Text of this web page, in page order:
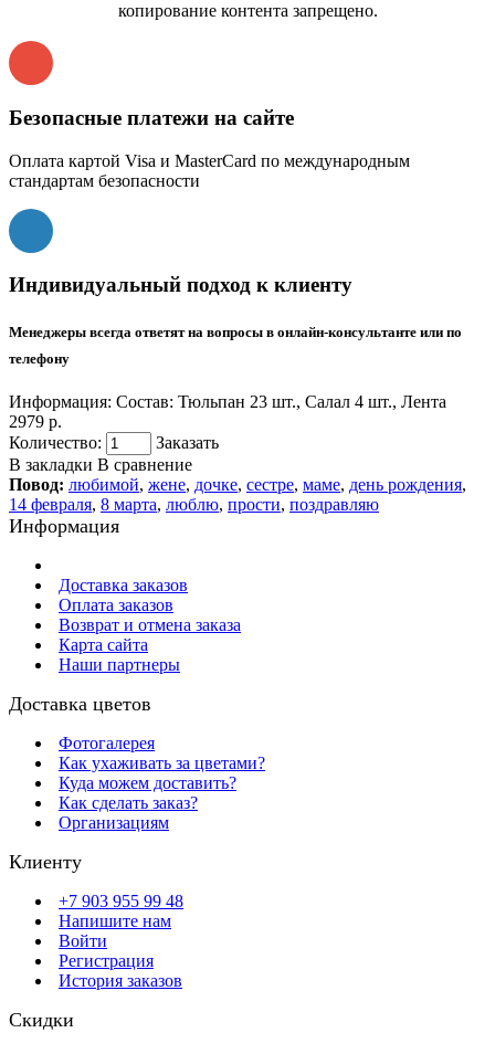
копирование контента запрещено.
Безопасные платежи на сайте
Оплата картой Visa и MasterCard по международным
стандартам безопасности
Индивидуальный подход к клиенту
Менеджеры всегда ответят на вопросы в онлайн-консультанте или по
телефону
Информация: Состав: Тюльпан 23 шт., Салал 4 шт., Лента
2979 р.
Количество:
Заказать
В закладки В сравнение
Повод: любимой, жене, дочке, сестре, маме, день рождения,
14 февраля, 8 марта, люблю, прости, поздравляю
Информация
Доставка заказов
Оплата заказов
Возврат и отмена заказа
Карта сайта
Наши партнеры
Доставка цветов
Фотогалерея
Как ухаживать за цветами?
Куда можем доставить?
Как сделать заказ?
Организациям
Клиенту
+7 903 955 99 48
Напишите нам
Войти
Регистрация
История заказов
Скидки